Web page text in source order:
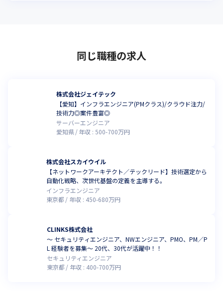
同じ職種の求人
株式会社ジェイテック
【愛知】インフラエンジニア(PMクラス)/クラウド注力/
技術力◎案件豊富◎
サーバーエンジニア
愛知県
年収 :500-700万円
株式会社スカイウイル
【ネットワークアーキテクト／テックリード】技術選定から
自動化戦略、次世代基盤の定義を主導する。
インフラエンジニア
東京都
年収 : 450-680万円
CLINKS株式会社
～ セキュリティエンジニア、NWエンジニア、PMO、PM／P
L 経験者を募集～ 20代、30代が活躍中！！
セキュリティエンジニア
東京都
年収 : 400-700万円